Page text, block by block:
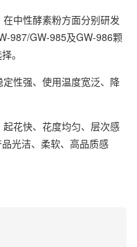
中性酵素粉方面分别研发
987/GW-985及GW-986颗
。
性强、使用温度宽泛、降
花快、花度均匀、层次感
光洁、柔软、高品质感